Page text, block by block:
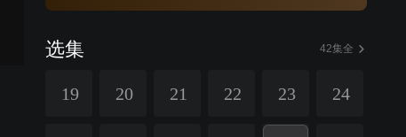
选集 42集全
19 20 21 22 23 24